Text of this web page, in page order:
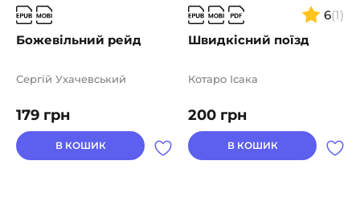
Божевільний рейд
179 грн
Сергій Ухачевський
В КОШИК
6(1)
Швидкісний поїзд
200 грн
Котаро Ісака
В КОШИК